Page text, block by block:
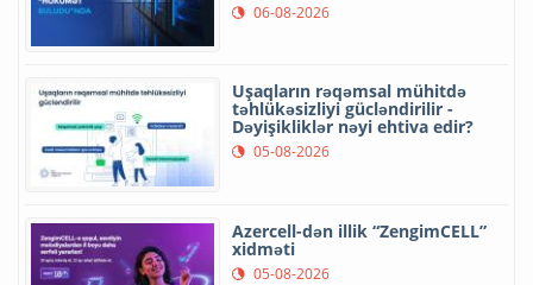
06-08-2026
Uşaqların rəqəmsal mühitdə
təhlükəsizliyi gücləndirilir -
Dəyişikliklər nəyi ehtiva edir?
05-08-2026
Azercell-dən illik “ZengimCELL”
xidməti
05-08-2026